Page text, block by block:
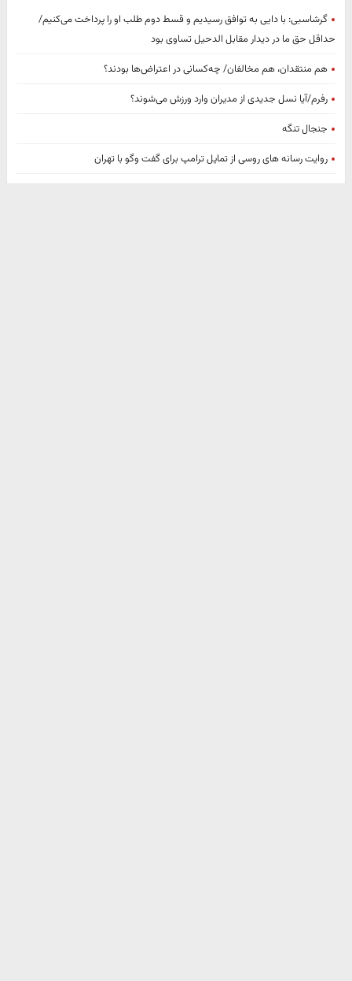
گرشاسبی: با دایی به توافق رسیدیم و قسط دوم طلب او را پرداخت می‌کنیم/
حداقل حق ما در دیدار مقابل الدحیل تساوی بود
هم منتقدان، هم مخالفان/ چه‌کسانی در اعتراض‌ها بودند؟
رفرم/آیا نسل جدیدی از مدیران وارد ورزش می‌شوند؟
جنجال تنگه
روایت رسانه های روسی از تمایل ترامپ برای گفت وگو با تهران